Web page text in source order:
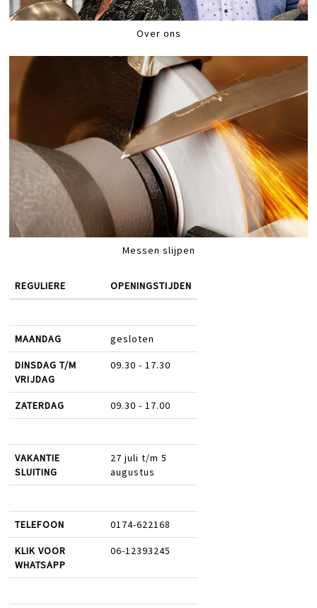
Over ons
Messen slijpen
REGULIERE OPENINGSTIJDEN
MAANDAG gesloten
DINSDAG T/M
VRIJDAG
09.30 - 17.30
ZATERDAG 09.30 - 17.00
VAKANTIE
SLUITING
27 juli t/m 5
augustus
TELEFOON 0174-622168
KLIK VOOR
WHATSAPP
06-12393245